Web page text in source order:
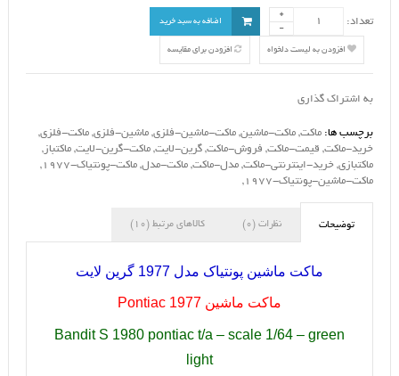
تعداد: اضافه به سبد خرید
افزودن به لیست دلخواه افزودن برای مقایسه
به اشتراک گذاری
برچسب ها: ماکت, ماکت-ماشین, ماکت-ماشین-فلزی, ماشین-فلزی, ماکت-فلزی,
خرید-ماکت, قیمت-ماکت, فروش-ماکت, گرین-لایت, ماکت-گرین-لایت, ماکتباز ,
ماکتبازی, خرید-اینترنتی-ماکت, مدل-ماکت, ماکت-مدل, ماکت-پونتیاک-1977
,
ماکت-ماشین-پونتیاک-1977
,
توضیحات نظرات (0) کالاهای مرتبط (10)
ماکت ماشین پونتیاک مدل 1977 گرین لایت
ماکت ماشین Pontiac 1977
Bandit S 1980 pontiac t/a – scale 1/64 – green
light